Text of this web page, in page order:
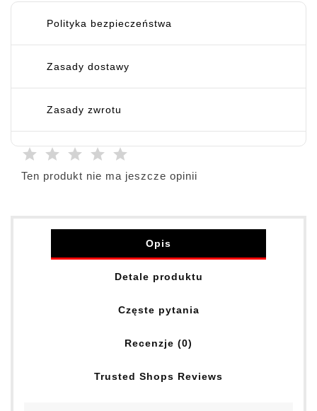
Polityka bezpieczeństwa
Zasady dostawy
Zasady zwrotu
Ten produkt nie ma jeszcze opinii
Opis
Detale produktu
Częste pytania
Recenzje (0)
Trusted Shops Reviews